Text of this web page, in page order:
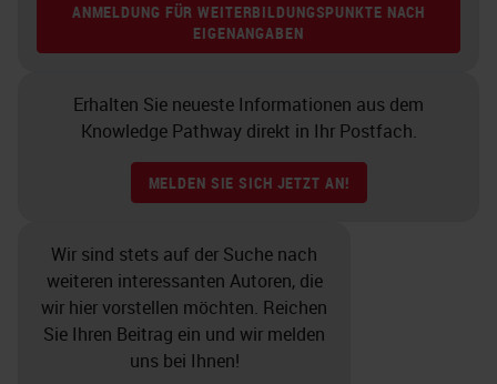
ANMELDUNG FÜR WEITERBILDUNGSPUNKTE NACH
EIGENANGABEN
Erhalten Sie neueste Informationen aus dem
Knowledge Pathway direkt in Ihr Postfach.
MELDEN SIE SICH JETZT AN!
Wir sind stets auf der Suche nach
weiteren interessanten Autoren, die
wir hier vorstellen möchten. Reichen
Sie Ihren Beitrag ein und wir melden
uns bei Ihnen!